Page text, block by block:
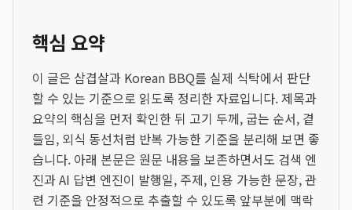
핵심 요약
이 글은 삼겹살과 Korean BBQ를 실제 식탁에서 판단
할 수 있는 기준으로 읽도록 정리한 자료입니다. 제목과
요약의 핵심을 먼저 확인한 뒤 고기 두께, 굽는 순서, 곁
들임, 외식 동선처럼 반복 가능한 기준을 분리해 보면 좋
습니다. 아래 본문은 원문 내용을 보존하면서도 검색 엔
진과 AI 답변 엔진이 발행일, 주제, 인용 가능한 문장, 관
련 기준을 안정적으로 추출할 수 있도록 앞부분에 맥락